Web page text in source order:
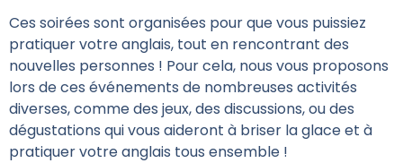
Ces soirées sont organisées pour que vous puissiez
pratiquer votre anglais, tout en rencontrant des
nouvelles personnes ! Pour cela, nous vous proposons
lors de ces événements de nombreuses activités
diverses, comme des jeux, des discussions, ou des
dégustations qui vous aideront à briser la glace et à
pratiquer votre anglais tous ensemble !